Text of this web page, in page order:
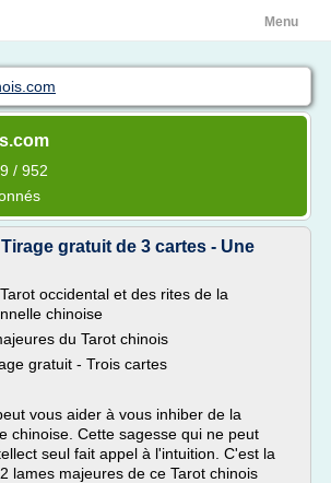
Menu
/ 952
gratuit de 3 cartes - Une
occidental et des rites de la
chinoise
du Tarot chinois
gratuit - Trois cartes
vous aider à vous inhiber de la
chinoise. Cette sagesse qui ne peut
seul fait appel à l'intuition. C'est la
lames majeures de ce Tarot chinois